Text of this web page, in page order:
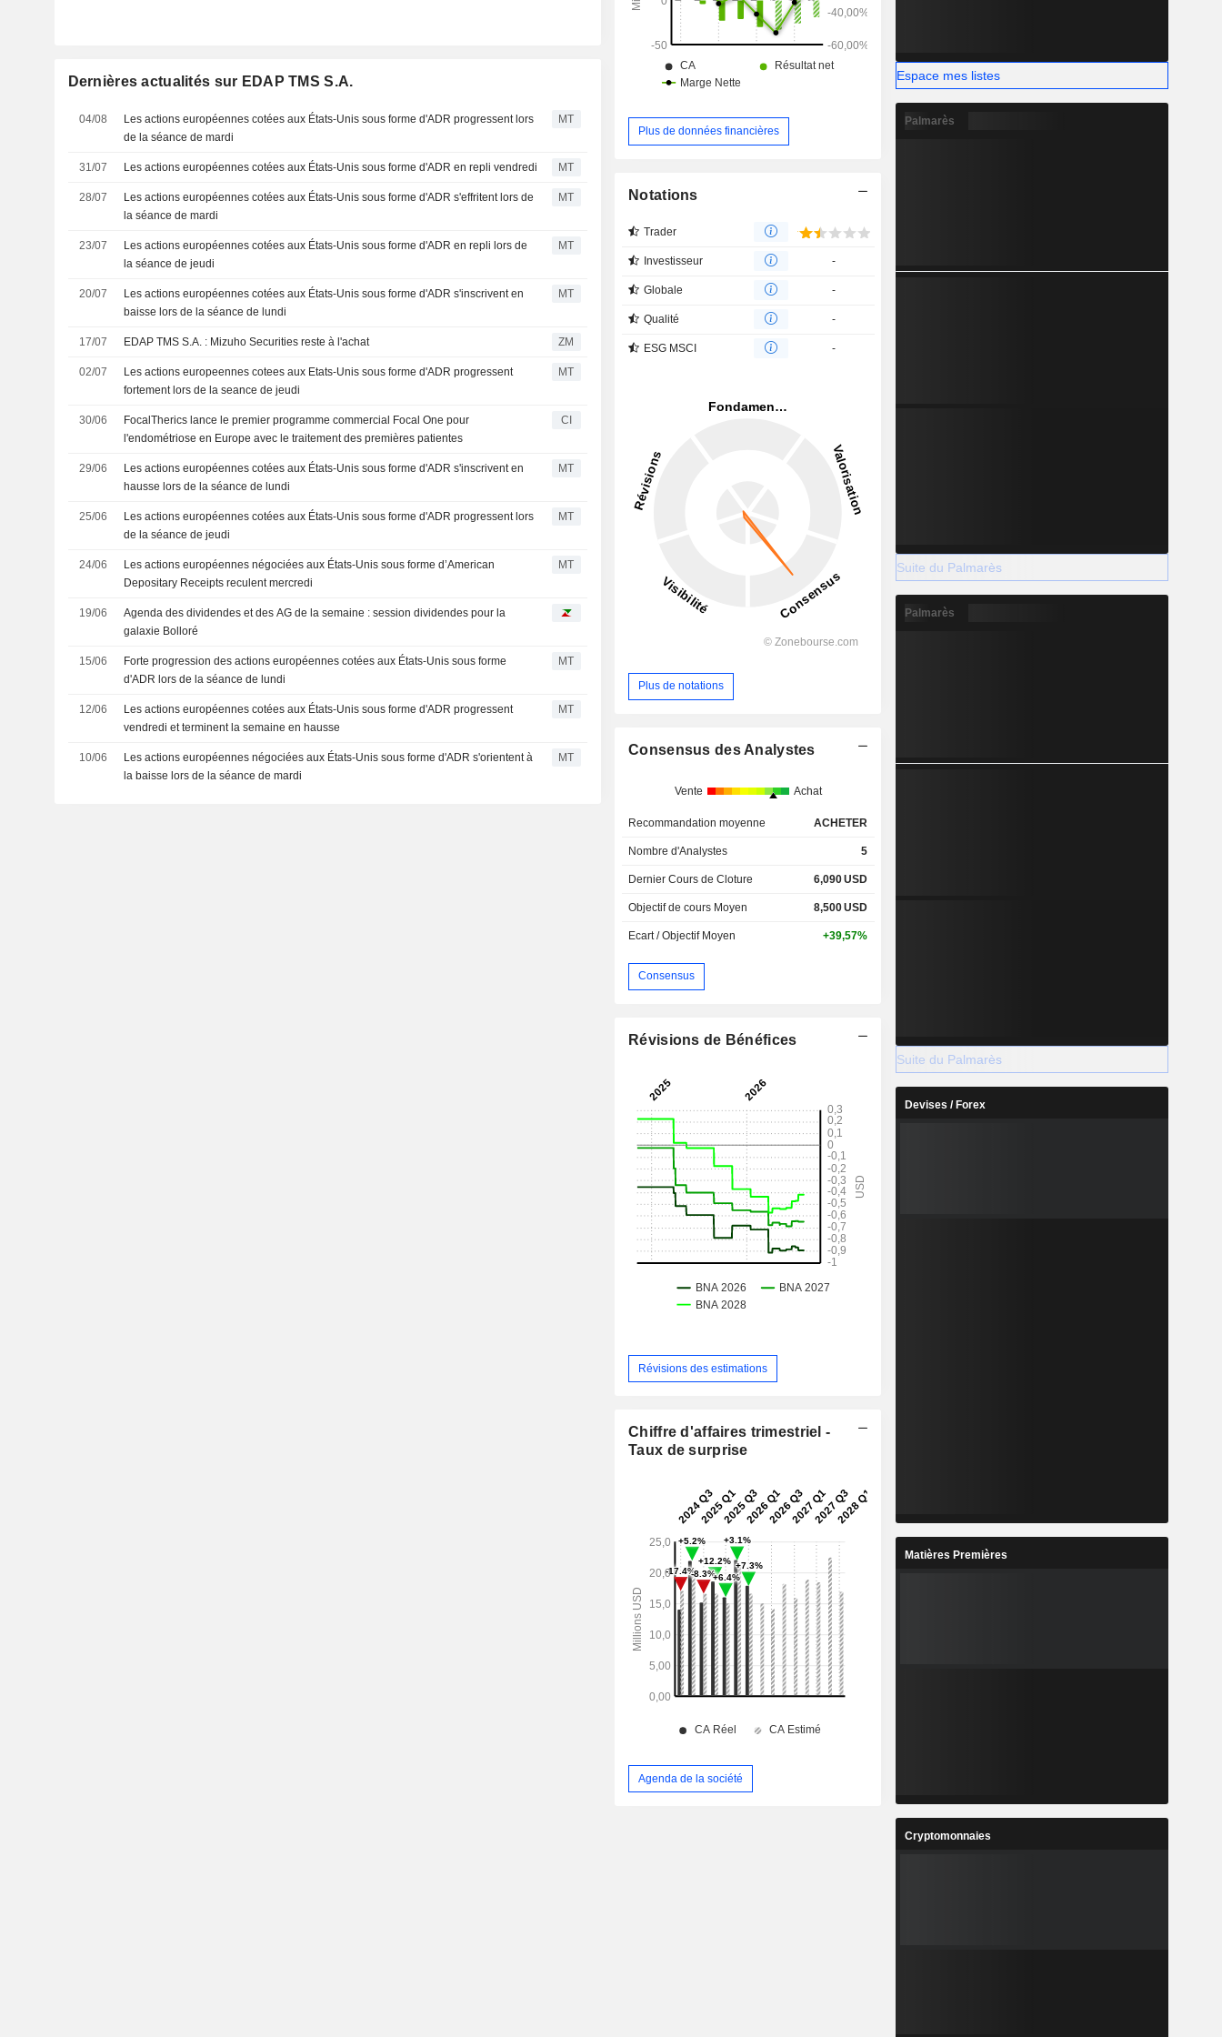
Dernières actualités sur EDAP TMS S.A.
04/08
Les actions européennes cotées aux États-Unis sous forme d'ADR progressent lors
de la séance de mardi
MT
31/07 Les actions européennes cotées aux États-Unis sous forme d'ADR en repli vendredi MT
28/07
Les actions européennes cotées aux États-Unis sous forme d'ADR s'effritent lors de
la séance de mardi
MT
23/07
Les actions européennes cotées aux États-Unis sous forme d'ADR en repli lors de
la séance de jeudi
MT
20/07
Les actions européennes cotées aux États-Unis sous forme d'ADR s'inscrivent en
baisse lors de la séance de lundi
MT
17/07 EDAP TMS S.A. : Mizuho Securities reste à l'achat ZM
02/07
Les actions europeennes cotees aux Etats-Unis sous forme d'ADR progressent
fortement lors de la seance de jeudi
MT
30/06
FocalTherics lance le premier programme commercial Focal One pour
l'endométriose en Europe avec le traitement des premières patientes
CI
29/06
Les actions européennes cotées aux États-Unis sous forme d'ADR s'inscrivent en
hausse lors de la séance de lundi
MT
25/06
Les actions européennes cotées aux États-Unis sous forme d'ADR progressent lors
de la séance de jeudi
MT
24/06
Les actions européennes négociées aux États-Unis sous forme d’American
Depositary Receipts reculent mercredi
MT
19/06
Agenda des dividendes et des AG de la semaine : session dividendes pour la
galaxie Bolloré
15/06
Forte progression des actions européennes cotées aux États-Unis sous forme
d'ADR lors de la séance de lundi
MT
12/06
Les actions européennes cotées aux États-Unis sous forme d'ADR progressent
vendredi et terminent la semaine en hausse
MT
10/06
Les actions européennes négociées aux États-Unis sous forme d'ADR s'orientent à
la baisse lors de la séance de mardi
MT
Plus de données financières
Notations
Trader
Investisseur -
Globale -
Qualité -
ESG MSCI -
Plus de notations
Consensus des Analystes
Vente Achat
Recommandation moyenne ACHETER
Nombre d'Analystes 5
Dernier Cours de Cloture 6,090USD
Objectif de cours Moyen 8,500USD
Ecart / Objectif Moyen +39,57%
Consensus
Révisions de Bénéfices
Révisions des estimations
Chiffre d'affaires trimestriel -
Taux de surprise
Agenda de la société
Espace mes listes
Palmarès
Suite du Palmarès
Palmarès
Suite du Palmarès
Devises / Forex
Matières Premières
Cryptomonnaies